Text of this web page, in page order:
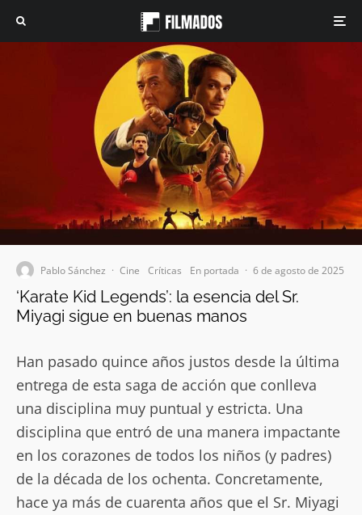
Pablo Sánchez · Cine Críticas En portada · 6 de agosto de 2025
‘Karate Kid Legends’: la esencia del Sr.
Miyagi sigue en buenas manos
Han pasado quince años justos desde la última
entrega de esta saga de acción que conlleva
una disciplina muy puntual y estricta. Una
disciplina que entró de una manera impactante
en los corazones de todos los niños (y padres)
de la década de los ochenta. Concretamente,
hace ya más de cuarenta años que el Sr. Miyagi